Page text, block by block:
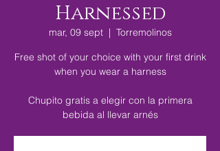
Harnessed
mar, 09 sept
  |
Torremolinos
Free shot of your choice with your first drink
when you wear a harness
Chupito gratis a elegir con la primera
bebida al llevar arnés